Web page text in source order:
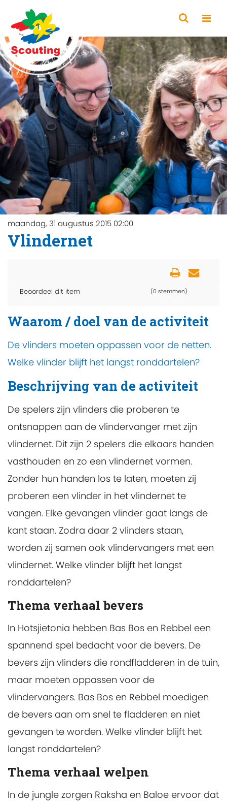
maandag, 31 augustus 2015 02:00
Vlindernet
Beoordeel dit item (0 stemmen)
Waarom / doel van de activiteit
De vlinders moeten oppassen voor de netten.
Welke vlinder blijft het langst ronddartelen?
Beschrijving van de activiteit
De spelers zijn vlinders die proberen te
ontsnappen aan de vlindervanger met zijn
vlindernet. Dit zijn 2 spelers die elkaars handen
vasthouden en zo een vlindernet vormen.
Zonder hun handen los te laten, moeten zij
proberen een vlinder in het vlindernet te
vangen. Elke gevangen vlinder gaat langs de
kant staan. Zodra daar 2 vlinders staan,
worden zij samen ook vlindervangers met een
vlindernet. Welke vlinder blijft het langst
ronddartelen?
Thema verhaal bevers
In Hotsjietonia hebben Bas Bos en Rebbel een
spannend spel bedacht voor de bevers. De
bevers zijn vlinders die rondfladderen in de tuin,
maar moeten oppassen voor de
vlindervangers. Bas Bos en Rebbel moedigen
de bevers aan om snel te fladderen en niet
gevangen te worden. Welke vlinder blijft het
langst ronddartelen?
Thema verhaal welpen
In de jungle zorgen Raksha en Baloe ervoor dat